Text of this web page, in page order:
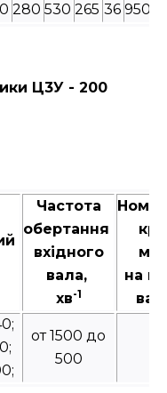
280 530 265 36 950
Ц3У - 200
Частота
обертання
вхідного
вала,
хв-1
на
от 1500 до
500